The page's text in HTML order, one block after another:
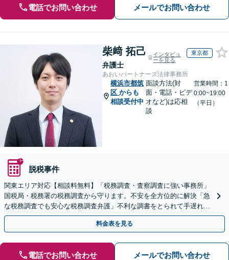
電話でお問い合わせ メールでお問い合わせ
柴﨑 拓己
弁護士
インタビュ
ーを見る
東京都
あおいパートナーズ法律事務所
横浜市都筑
区 からも
相談受付中
面談方法(対
面・電話・ビデ
オなど)は応相
談
営業時間：1
0:00~19:00
（平日）
脱税事件
関東エリア対応【相談料無料】「税務調査・査察調査に強い事務所」
国税局・税務署の税務調査から守ります。不安を全方位的に解決「急
な税務調査でも安心な税務調査弁護」不利な調書をとられて手遅れに
なる前にご相談を
料金表を見る
電話でお問い合わせ メールでお問い合わせ